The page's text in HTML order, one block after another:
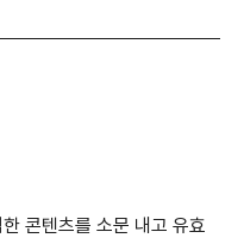
콘텐츠를 소문 내고 유효